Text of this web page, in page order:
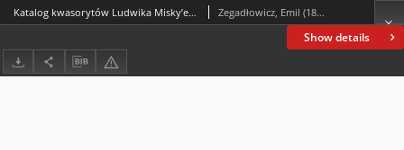
Show details
Katalog kwasorytów Ludwika Misky’ego znajdujących się w zbiorze gorzeńskim Emila Zegadłowicza Zegadłowicz, Emil (1888-1941)